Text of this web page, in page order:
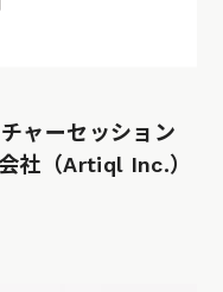
ャーセッション
社（Artiql Inc.）